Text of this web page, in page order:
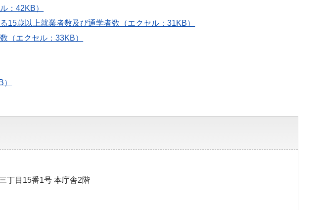
：42KB）
15歳以上就業者数及び通学者数（エクセル：31KB）
（エクセル：33KB）
丁目15番1号 本庁舎2階